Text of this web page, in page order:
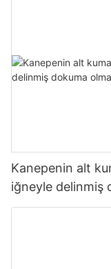
Kanepenin alt
iğneyle delinmiş